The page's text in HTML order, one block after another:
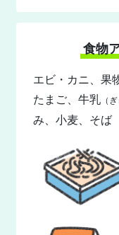
食物
エビ・カニ、果
たまご、牛乳（ぎ
み、小麦、そば